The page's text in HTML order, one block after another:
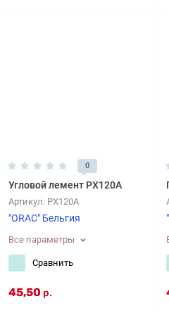
0
Угловой лемент PX120A
Артикул: PX120A
"ORAC" Бельгия
Все параметры
Сравнить
45,50 р.